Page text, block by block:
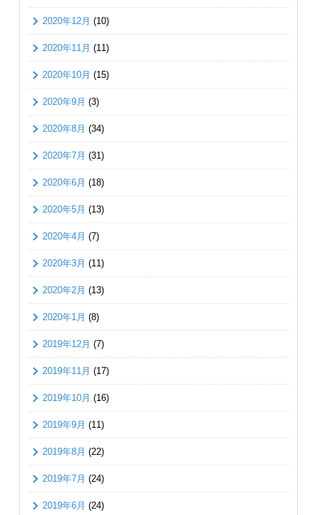
2020年12月 (10)
2020年11月 (11)
2020年10月 (15)
2020年9月 (3)
2020年8月 (34)
2020年7月 (31)
2020年6月 (18)
2020年5月 (13)
2020年4月 (7)
2020年3月 (11)
2020年2月 (13)
2020年1月 (8)
2019年12月 (7)
2019年11月 (17)
2019年10月 (16)
2019年9月 (11)
2019年8月 (22)
2019年7月 (24)
2019年6月 (24)